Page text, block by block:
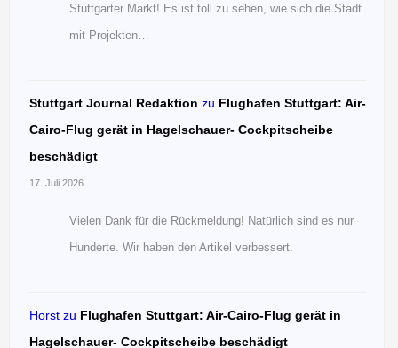
Stuttgarter Markt! Es ist toll zu sehen, wie sich die Stadt
mit Projekten…
Stuttgart Journal Redaktion zu Flughafen Stuttgart: Air-
Cairo-Flug gerät in Hagelschauer- Cockpitscheibe
beschädigt
17. Juli 2026
Vielen Dank für die Rückmeldung! Natürlich sind es nur
Hunderte. Wir haben den Artikel verbessert.
Horst zu Flughafen Stuttgart: Air-Cairo-Flug gerät in
Hagelschauer- Cockpitscheibe beschädigt